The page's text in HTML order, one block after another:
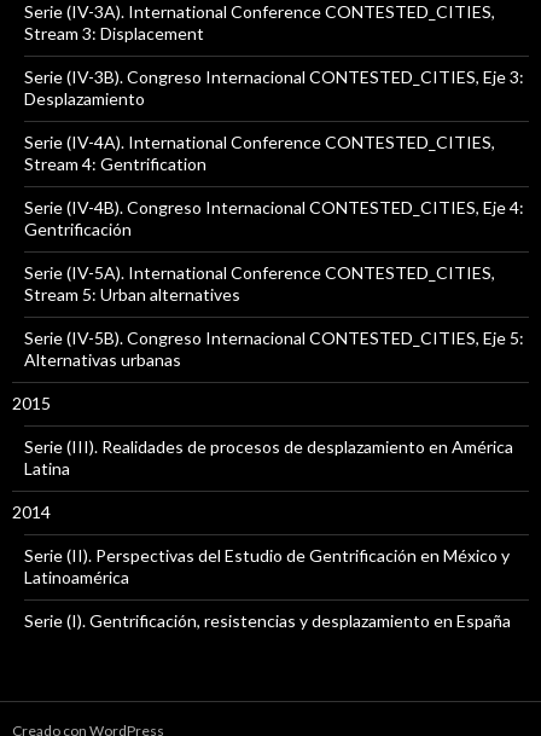
Serie (IV-3A). International Conference CONTESTED_CITIES,
Stream 3: Displacement
Serie (IV-3B). Congreso Internacional CONTESTED_CITIES, Eje 3:
Desplazamiento
Serie (IV-4A). International Conference CONTESTED_CITIES,
Stream 4: Gentrification
Serie (IV-4B). Congreso Internacional CONTESTED_CITIES, Eje 4:
Gentrificación
Serie (IV-5A). International Conference CONTESTED_CITIES,
Stream 5: Urban alternatives
Serie (IV-5B). Congreso Internacional CONTESTED_CITIES, Eje 5:
Alternativas urbanas
2015
Serie (III). Realidades de procesos de desplazamiento en América
Latina
2014
Serie (II). Perspectivas del Estudio de Gentrificación en México y
Latinoamérica
Serie (I). Gentrificación, resistencias y desplazamiento en España
Creado con WordPress